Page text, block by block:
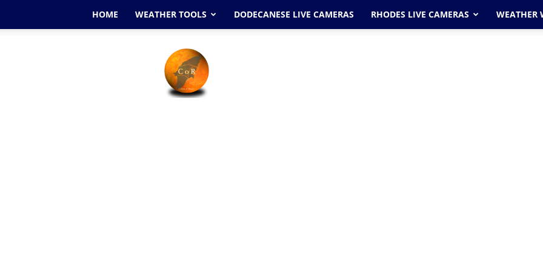
HOME WEATHER TOOLS DODECANESE LIVE CAMERAS RHODES LIVE CAMERAS WEATHER